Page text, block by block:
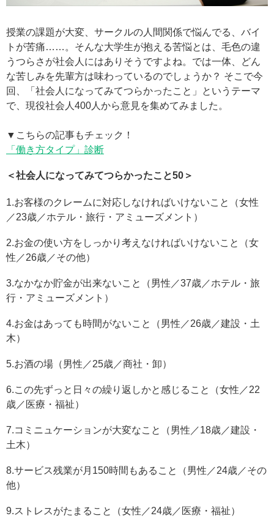
授業の課題が大変、サークルの人間関係で悩んでる、バイ
トが苦痛……。そんな大学生が抱える苦悩とは、毛色の違
うつらさが社会人にはありそうですよね。では一体、どん
な苦しみを先輩方は味わっているのでしょうか？ そこで今
回、「社会人になってみてつらかったこと」というテーマ
で、現役社会人400人から意見を集めてみました。
▼こちらの記事もチェック！
「働き方タイプ」診断
＜社会人になってみてつらかったこと50＞
1.お客様のクレームに対応しなければいけないこと（女性
／23歳／ホテル・旅行・アミューズメント）
2.お金の使い方をしっかり考えなければいけないこと（女
性／26歳／その他）
3.なかなか貯金が出来ないこと（男性／37歳／ホテル・旅
行・アミューズメント）
4.お金はあっても時間がないこと（男性／26歳／建設・土
木）
5.お酒の場（男性／25歳／商社・卸）
6.この先ずっと日々の繰り返しかと感じること（女性／22
歳／医療・福祉）
7.コミニュケーションが大変なこと（男性／18歳／建設・
土木）
8.サービス残業が月150時間もあること（男性／24歳／その
他）
9.ストレスがたまること（女性／24歳／医療・福祉）